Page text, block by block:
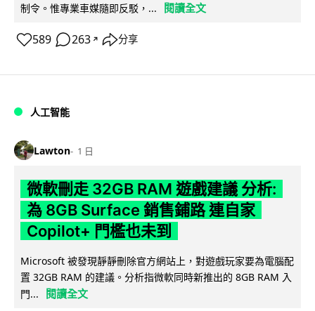
制令。惟專業車媒隨即反駁，...
閱讀全文
589 263 ↗ 分享
人工智能
Lawton 1 日
微軟刪走 32GB RAM 遊戲建議 分析:
為 8GB Surface 銷售鋪路 連自家
Copilot+ 門檻也未到
Microsoft 被發現靜靜刪除官方網站上，對遊戲玩家要為電腦配
置 32GB RAM 的建議。分析指微軟同時新推出的 8GB RAM 入
門...
閱讀全文